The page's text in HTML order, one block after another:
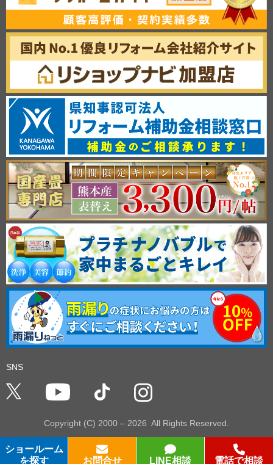
ショールーム
を探す お問合せ LINE相談 電話で相談
SNS
Copyright (C) 2000 – 2026 All Rights Reserved.